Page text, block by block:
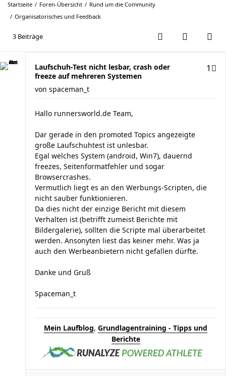
Startseite Foren-Übersicht
Rund um die Community
Organisatorisches und Feedback
3 Beiträge
Laufschuh-Test nicht lesbar, crash oder
freeze auf mehreren Systemen
1
von spaceman_t
Hallo runnersworld.de Team,
Dar gerade in den promoted Topics angezeigte
große Laufschuhtest ist unlesbar.
Egal welches System (android, Win7), dauernd
freezes, Seitenformatfehler und sogar
Browsercrashes.
Vermutlich liegt es an den Werbungs-Scripten, die
nicht sauber funktionieren.
Da dies nicht der einzige Bericht mit diesem
Verhalten ist (betrifft zumeist Berichte mit
Bildergalerie), sollten die Scripte mal überarbeitet
werden. Ansonyten liest das keiner mehr. Was ja
auch den Werbeanbietern nicht gefallen dürfte.
Danke und Gruß
Spaceman_t
Mein Laufblog, Grundlagentraining - Tipps und
Berichte